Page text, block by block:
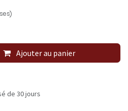
Ajouter au panier
de 30 jours